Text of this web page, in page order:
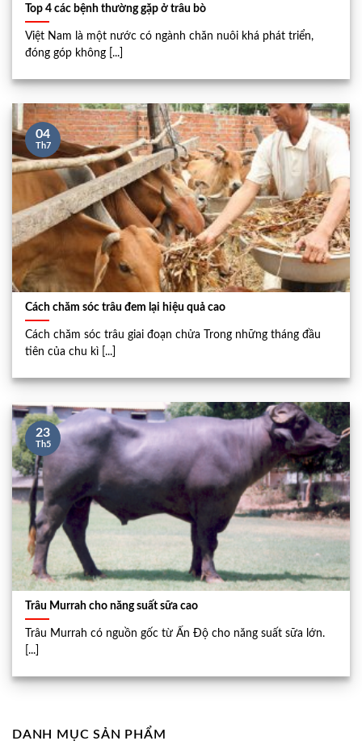
Top 4 các bệnh thường gặp ở trâu bò
Việt Nam là một nước có ngành chăn nuôi khá phát triển,
đóng góp không [...]
Cách chăm sóc trâu đem lại hiệu quả cao
Cách chăm sóc trâu giai đoạn chửa Trong những tháng đầu
tiên của chu kì [...]
04
Th7
Trâu Murrah cho năng suất sữa cao
Trâu Murrah có nguồn gốc từ Ấn Độ cho năng suất sữa lớn.
[...]
23
Th5
DANH MỤC SẢN PHẨM